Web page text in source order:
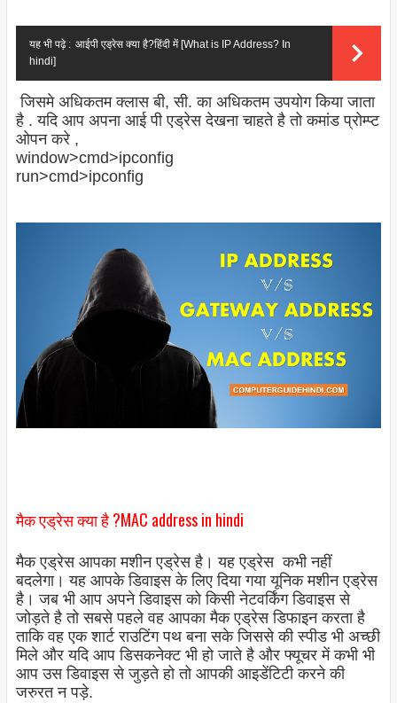
यह भी पढ़े : आईपी ​​एड्रेस क्या है?हिंदी में [What is IP Address? In
hindi]
जिसमे अधिकतम क्लास बी, सी. का अधिकतम उपयोग किया जाता
है . यदि आप अपना आई पी एड्रेस देखना चाहते है तो कमांड प्रोम्प्ट
ओपन करे ,
window>cmd>ipconfig
run>cmd>ipconfig
मैक एड्रेस क्या है ?MAC address in hindi
मैक एड्रेस आपका मशीन एड्रेस है। यह एड्रेस कभी नहीं
बदलेगा। यह आपके डिवाइस के लिए दिया गया यूनिक मशीन एड्रेस
है। जब भी आप अपने डिवाइस को किसी नेटवर्किंग डिवाइस से
जोड़ते है तो सबसे पहले वह आपका मैक एड्रेस डिफाइन करता है
ताकि वह एक शार्ट राउटिंग पथ बना सके जिससे की स्पीड भी अच्छी
मिले और यदि आप डिसकनेक्ट भी हो जाते है और फ्यूचर में कभी भी
आप उस डिवाइस से जुड़ते हो तो आपकी आइडेंटिटी करने की
जरुरत न पड़े.